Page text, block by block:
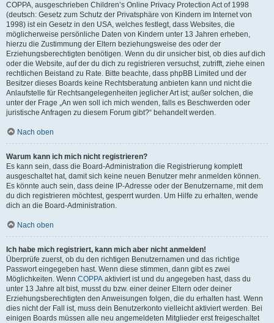
COPPA, ausgeschrieben Children’s Online Privacy Protection Act of 1998
(deutsch: Gesetz zum Schutz der Privatsphäre von Kindern im Internet von
1998) ist ein Gesetz in den USA, welches festlegt, dass Websites, die
möglicherweise persönliche Daten von Kindern unter 13 Jahren erheben,
hierzu die Zustimmung der Eltern beziehungsweise des oder der
Erziehungsberechtigten benötigen. Wenn du dir unsicher bist, ob dies auf dich
oder die Website, auf der du dich zu registrieren versuchst, zutrifft, ziehe einen
rechtlichen Beistand zu Rate. Bitte beachte, dass phpBB Limited und der
Besitzer dieses Boards keine Rechtsberatung anbieten kann und nicht die
Anlaufstelle für Rechtsangelegenheiten jeglicher Art ist; außer solchen, die
unter der Frage „An wen soll ich mich wenden, falls es Beschwerden oder
juristische Anfragen zu diesem Forum gibt?“ behandelt werden.
Nach oben
Warum kann ich mich nicht registrieren?
Es kann sein, dass die Board-Administration die Registrierung komplett
ausgeschaltet hat, damit sich keine neuen Benutzer mehr anmelden können.
Es könnte auch sein, dass deine IP-Adresse oder der Benutzername, mit dem
du dich registrieren möchtest, gesperrt wurden. Um Hilfe zu erhalten, wende
dich an die Board-Administration.
Nach oben
Ich habe mich registriert, kann mich aber nicht anmelden!
Überprüfe zuerst, ob du den richtigen Benutzernamen und das richtige
Passwort eingegeben hast. Wenn diese stimmen, dann gibt es zwei
Möglichkeiten. Wenn COPPA aktiviert ist und du angegeben hast, dass du
unter 13 Jahre alt bist, musst du bzw. einer deiner Eltern oder deiner
Erziehungsberechtigten den Anweisungen folgen, die du erhalten hast. Wenn
dies nicht der Fall ist, muss dein Benutzerkonto vielleicht aktiviert werden. Bei
einigen Boards müssen alle neu angemeldeten Mitglieder erst freigeschaltet